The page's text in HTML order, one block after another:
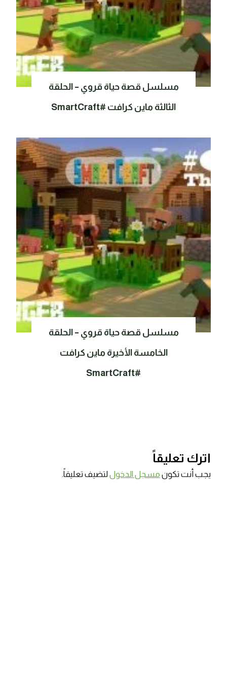
مسلسل قصة حياة قروي – الحلقة
الثالثة ماين كرافت #SmartCraft
مسلسل قصة حياة قروي – الحلقة
الخامسة الأخيرة ماين كرافت
#SmartCraft
اترك تعليقاً
يجب أنت تكون مسجل الدخوللتضيف تعليقاً.